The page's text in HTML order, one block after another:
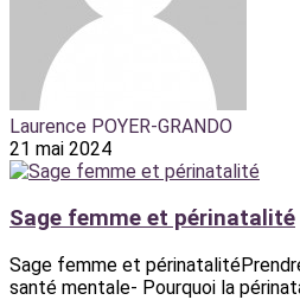
Laurence POYER-GRANDO
21 mai 2024
Sage femme et périnatalité
Sage femme et
santé mentale- Pourquoi la